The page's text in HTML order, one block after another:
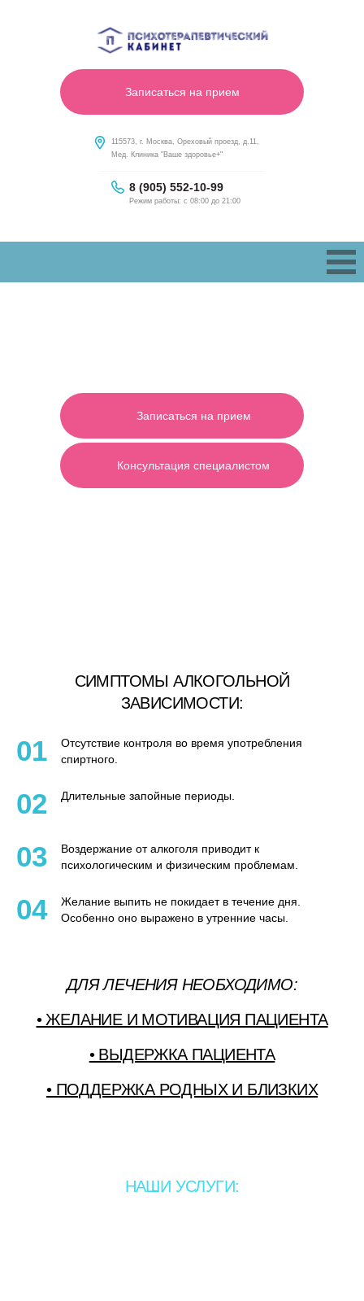
Записаться на прием
115573, г. Москва, Ореховый проезд, д.11,
Мед. Клиника "Ваше здоровье+"
8 (905) 552-10-99
Режим работы: с 08:00 до 21:00
Записаться на прием
Консультация специалистом
СИМПТОМЫ АЛКОГОЛЬНОЙ
ЗАВИСИМОСТИ:
01
Отсутствие контроля во время употребления
спиртного.
02 Длительные запойные периоды.
03
Воздержание от алкоголя приводит к
психологическим и физическим проблемам.
04
Желание выпить не покидает в течение дня.
Особенно оно выражено в утренние часы.
ДЛЯ ЛЕЧЕНИЯ НЕОБХОДИМО:
• ЖЕЛАНИЕ И МОТИВАЦИЯ ПАЦИЕНТА
• ВЫДЕРЖКА ПАЦИЕНТА
• ПОДДЕРЖКА РОДНЫХ И БЛИЗКИХ
НАШИ УСЛУГИ: